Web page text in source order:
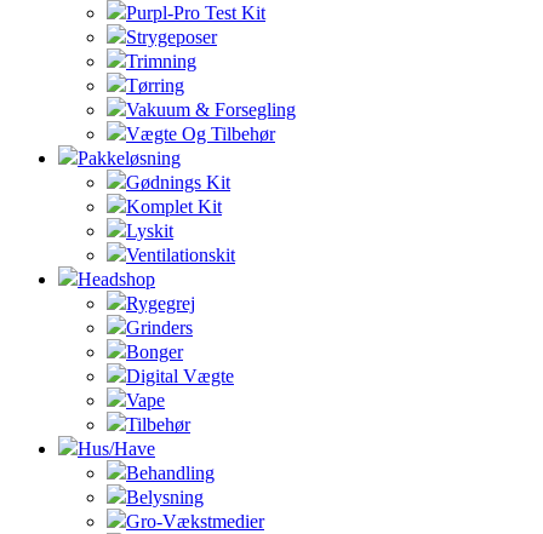
Purpl-Pro Test Kit
Strygeposer
Trimning
Tørring
Vakuum & Forsegling
Vægte Og Tilbehør
Pakkeløsning
Gødnings Kit
Komplet Kit
Lyskit
Ventilationskit
Headshop
Rygegrej
Grinders
Bonger
Digital Vægte
Vape
Tilbehør
Hus/Have
Behandling
Belysning
Gro-Vækstmedier